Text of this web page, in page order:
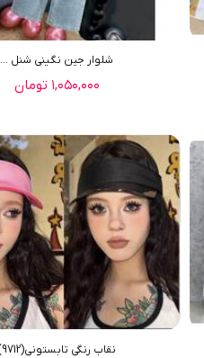
شلوار جین نگینی شنل ...
۱,۰۵۰,۰۰۰ تومان
نقاب رنگی تابستونی(9712)